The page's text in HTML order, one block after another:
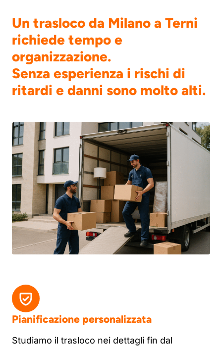
Un trasloco da Milano a Terni
richiede tempo e
organizzazione.
Senza esperienza i rischi di
ritardi e danni sono molto alti.
Pianificazione personalizzata
Studiamo il trasloco nei dettagli fin dal